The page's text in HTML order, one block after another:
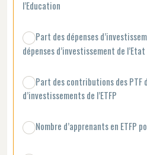
l’Education
Part des dépenses
dépenses d’investissement de l’Etat
Part des contributions des PTF
d’investissements de l’ETFP
Nombre d’apprenants en ETFP